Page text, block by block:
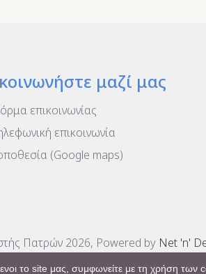
μαζί μας
επικοινωνίας
επικοινωνία
(Google maps)
Πατρών 2026, Powered by Net 'n'
το site μας, συμφωνείτε με τη χρήση των